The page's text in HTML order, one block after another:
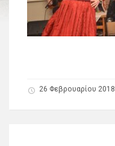
26 Φεβρουαρίου 2018